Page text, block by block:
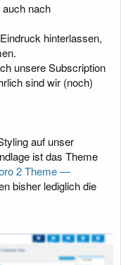
nach
hinterlassen,
unsere Subscription
sind wir (noch)
auf unser
ist das Theme
2 Theme —
bisher lediglich die